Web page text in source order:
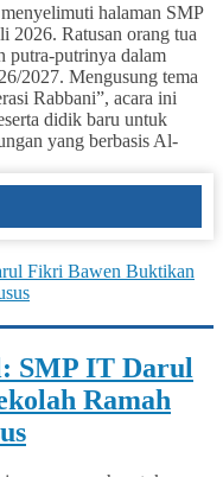
halaman SMP
Ratusan orang tua
putra-putrinya dalam
2027. Mengusung tema
Rabbani”, acara ini
didik baru untuk
yang berbasis Al-
SMP IT Darul
Ramah